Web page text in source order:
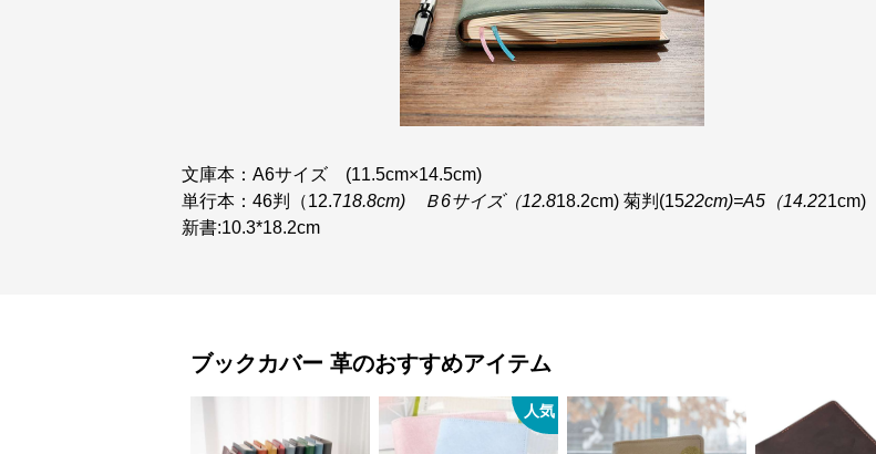
文庫本：A6サイズ (11.5cm×14.5cm)
単行本：46判（12.718.8cm) Ｂ6サイズ（12.818.2cm) 菊判(1522cm)=A5（14.221cm)
新書:10.3*18.2cm
ブックカバー 革のおすすめアイテム
人気